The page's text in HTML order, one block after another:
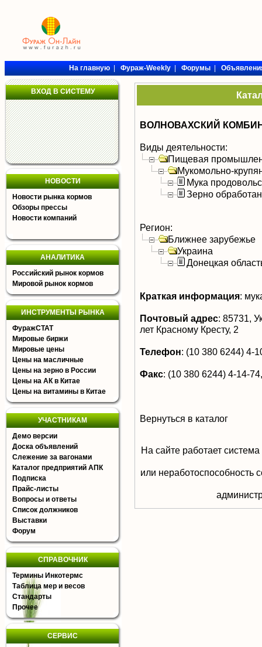
На главную|Фураж-Weekly|Форумы|
ВХОД В СИСТЕМУ
НОВОСТИ
Новости рынка кормов
Обзоры прессы
Новости компаний
АНАЛИТИКА
Российский рынок кормов
Мировой рынок кормов
ИНСТРУМЕНТЫ РЫНКА
ФуражСТАТ
Мировые биржи
Мировые цены
Цены на масличные
Цены на зерно в России
Цены на АК в Китае
Цены на витамины в Китае
УЧАСТНИКАМ
Демо версии
Доска объявлений
Слежение за вагонами
Каталог предприятий АПК
Подписка
Прайс-листы
Вопросы и ответы
Список должников
Выставки
Форум
СПРАВОЧНИК
Термины Инкотермс
Таблица мер и весов
Стандарты
Прочее
СЕРВИС
ВОЛНОВАХСКИЙ
Виды деятельности:
Пищевая
Мукомольно-
Мука
Зерно
Регион:
Ближнее зарубежье
Украина
Донецкая
Краткая информация:
Почтовый адрес: 85731,
лет Красному Кресту, 2
Телефон: (10 380 6244) 4-
Факс: (10 380 6244) 4-14-
Вернуться в каталог
На сайте работает
или неработоспособность